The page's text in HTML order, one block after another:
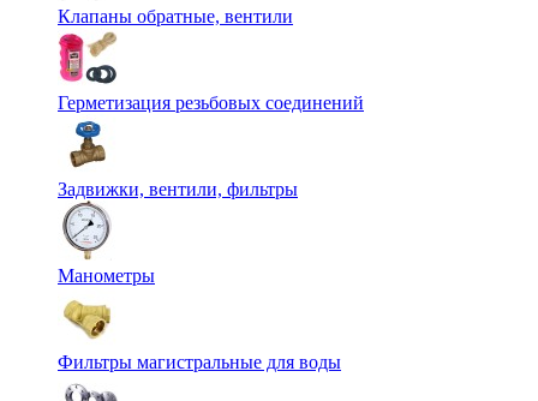
Клапаны обратные, вентили
Герметизация резьбовых соединений
Задвижки, вентили, фильтры
Манометры
Фильтры магистральные для воды